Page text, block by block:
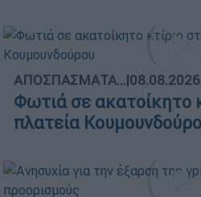
ΑΠΟΣΠΑΣΜΑΤΑ...|
Φωτιά σε ακατοίκητο
πλατεία